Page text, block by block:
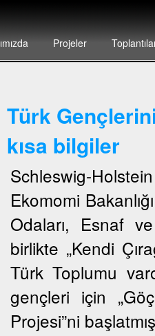
Projeler
Türk
kısa bilgiler
Schleswig-
Ekomomi
Odaları, Esnaf
birlikte „Kendi
Türk Toplumu
gençleri için
Projesi”ni